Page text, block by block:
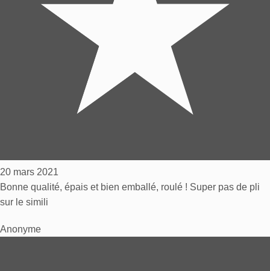
20 mars 2021
Bonne qualité, épais et bien emballé, roulé ! Super pas de pli
sur le simili
Anonyme